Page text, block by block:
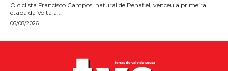
O ciclista Francisco Campos, natural de Penafiel, venceu a primeira
etapa da Volta a...
06/08/2026